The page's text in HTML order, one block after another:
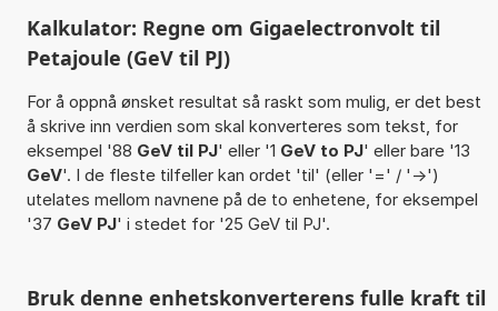
Kalkulator: Regne om Gigaelectronvolt til
Petajoule (GeV til PJ)
For å oppnå ønsket resultat så raskt som mulig, er det best
å skrive inn verdien som skal konverteres som tekst, for
eksempel '88 GeV til PJ' eller '1 GeV to PJ' eller bare '13
GeV'. I de fleste tilfeller kan ordet 'til' (eller '=' / '->')
utelates mellom navnene på de to enhetene, for eksempel
'37 GeV PJ' i stedet for '25 GeV til PJ'.
Bruk denne enhetskonverterens fulle kraft til